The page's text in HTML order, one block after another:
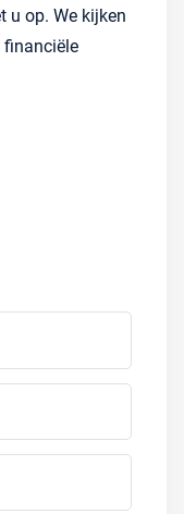
u op. We kijken
financiële